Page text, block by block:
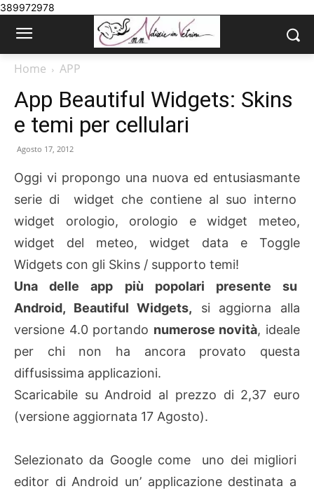
389972978
Home APP
App Beautiful Widgets: Skins
e temi per cellulari
Agosto 17, 2012
Oggi vi propongo una nuova ed entusiasmante
serie di widget che contiene al suo interno
widget orologio, orologio e widget meteo,
widget del meteo, widget data e Toggle
Widgets con gli Skins / supporto temi!
Una delle app più popolari presente su
Android, Beautiful Widgets, si aggiorna alla
versione 4.0 portando numerose novità, ideale
per chi non ha ancora provato questa
diffusissima applicazioni.
Scaricabile su Android al prezzo di 2,37 euro
(versione aggiornata 17 Agosto).
Selezionato da Google come uno dei migliori
editor di Android un’ applicazione destinata a